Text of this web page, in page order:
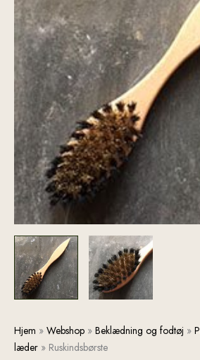
Hjem » Webshop » Beklædning og fodtøj »
læder » Ruskindsbørste
Den
Ruskindsbørste
antal